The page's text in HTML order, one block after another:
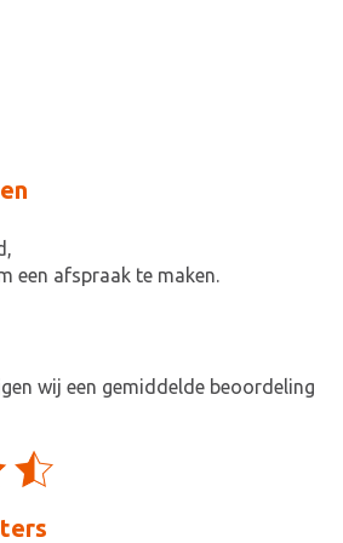
een afspraak te maken.
wij een gemiddelde beoordeling